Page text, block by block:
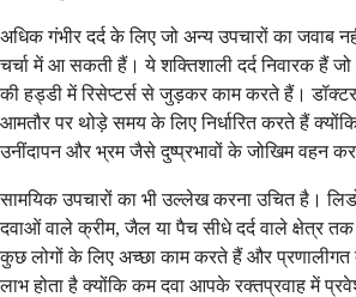
अधिक गंभीर दर्द के लिए जो अन्य उपचारों का जवाब
चर्चा में आ सकती हैं। ये शक्तिशाली दर्द निवारक हैं
की हड्डी में रिसेप्टर्स से जुड़कर काम करते हैं।
आमतौर पर थोड़े समय के लिए निर्धारित करते हैं
उनींदापन और भ्रम जैसे दुष्प्रभावों के जोखिम वहन
सामयिक उपचारों का भी उल्लेख करना उचित है।
दवाओं वाले क्रीम, जैल या पैच सीधे दर्द वाले क्षेत्र
कुछ लोगों के लिए अच्छा काम करते हैं और प्रणालीगत
लाभ होता है क्योंकि कम दवा आपके रक्तप्रवाह में